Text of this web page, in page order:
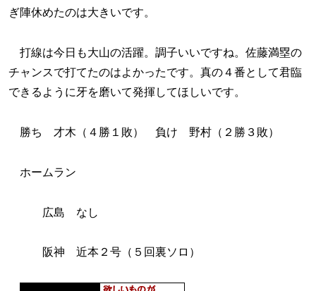
ぎ陣休めたのは大きいです。
打線は今日も大山の活躍。調子いいですね。佐藤満塁の
チャンスで打てたのはよかったです。真の４番として君臨
できるように牙を磨いて発揮してほしいです。
勝ち 才木（４勝１敗） 負け 野村（２勝３敗）
ホームラン
広島 なし
阪神 近本２号（５回裏ソロ）